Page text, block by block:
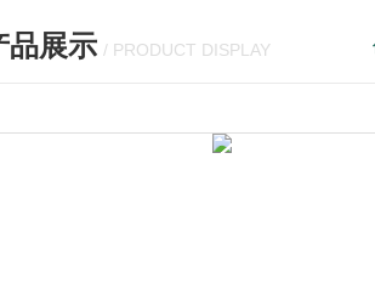
品展示 / PRODUCT DISPLAY